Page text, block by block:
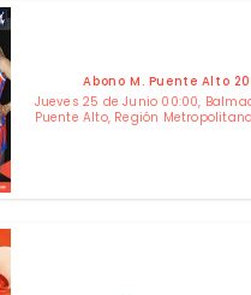
Abono M. Puente Alto
Jueves 25 de Junio 00:00,
Puente Alto, Región